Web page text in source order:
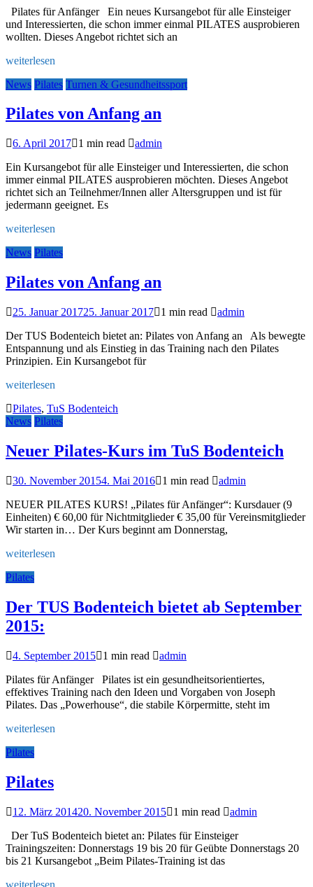
Pilates für Anfänger Ein neues Kursangebot für alle Einsteiger
und Interessierten, die schon immer einmal PILATES ausprobieren
wollten. Dieses Angebot richtet sich an
weiterlesen
News Pilates Turnen & Gesundheitssport
Pilates von Anfang an
6. April 2017 1 min read
admin
Ein Kursangebot für alle Einsteiger und Interessierten, die schon
immer einmal PILATES ausprobieren möchten. Dieses Angebot
richtet sich an Teilnehmer/Innen aller Altersgruppen und ist für
jedermann geeignet. Es
weiterlesen
News Pilates
Pilates von Anfang an
25. Januar 201725. Januar 2017 1 min read
admin
Der TUS Bodenteich bietet an: Pilates von Anfang an Als bewegte
Entspannung und als Einstieg in das Training nach den Pilates
Prinzipien. Ein Kursangebot für
weiterlesen
Pilates, TuS Bodenteich
News Pilates
Neuer Pilates-Kurs im TuS Bodenteich
30. November 20154. Mai 2016 1 min read
admin
NEUER PILATES KURS! „Pilates für Anfänger“: Kursdauer (9
Einheiten) € 60,00 für Nichtmitglieder € 35,00 für Vereinsmitglieder
Wir starten in… Der Kurs beginnt am Donnerstag,
weiterlesen
Pilates
Der TUS Bodenteich bietet ab September
2015:
4. September 2015 1 min read
admin
Pilates für Anfänger Pilates ist ein gesundheitsorientiertes,
effektives Training nach den Ideen und Vorgaben von Joseph
Pilates. Das „Powerhouse“, die stabile Körpermitte, steht im
weiterlesen
Pilates
Pilates
12. März 201420. November 2015 1 min read
admin
Der TuS Bodenteich bietet an: Pilates für Einsteiger
Trainingszeiten: Donnerstags 19 bis 20 für Geübte Donnerstags 20
bis 21 Kursangebot „Beim Pilates-Training ist das
weiterlesen